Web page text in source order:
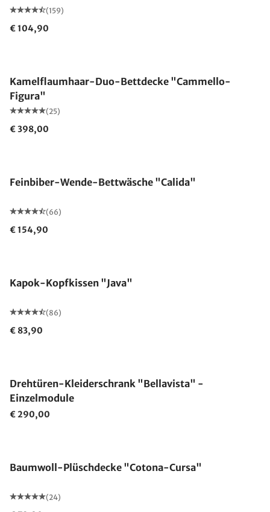
(159)
€ 104,90
Kamelflaumhaar-Duo-Bettdecke "Cammello-
Figura"
(25)
€ 398,00
Feinbiber-Wende-Bettwäsche "Calida"
(66)
€ 154,90
Kapok-Kopfkissen "Java"
(86)
€ 83,90
Drehtüren-Kleiderschrank "Bellavista" -
Einzelmodule
€ 290,00
Baumwoll-Plüschdecke "Cotona-Cursa"
(24)